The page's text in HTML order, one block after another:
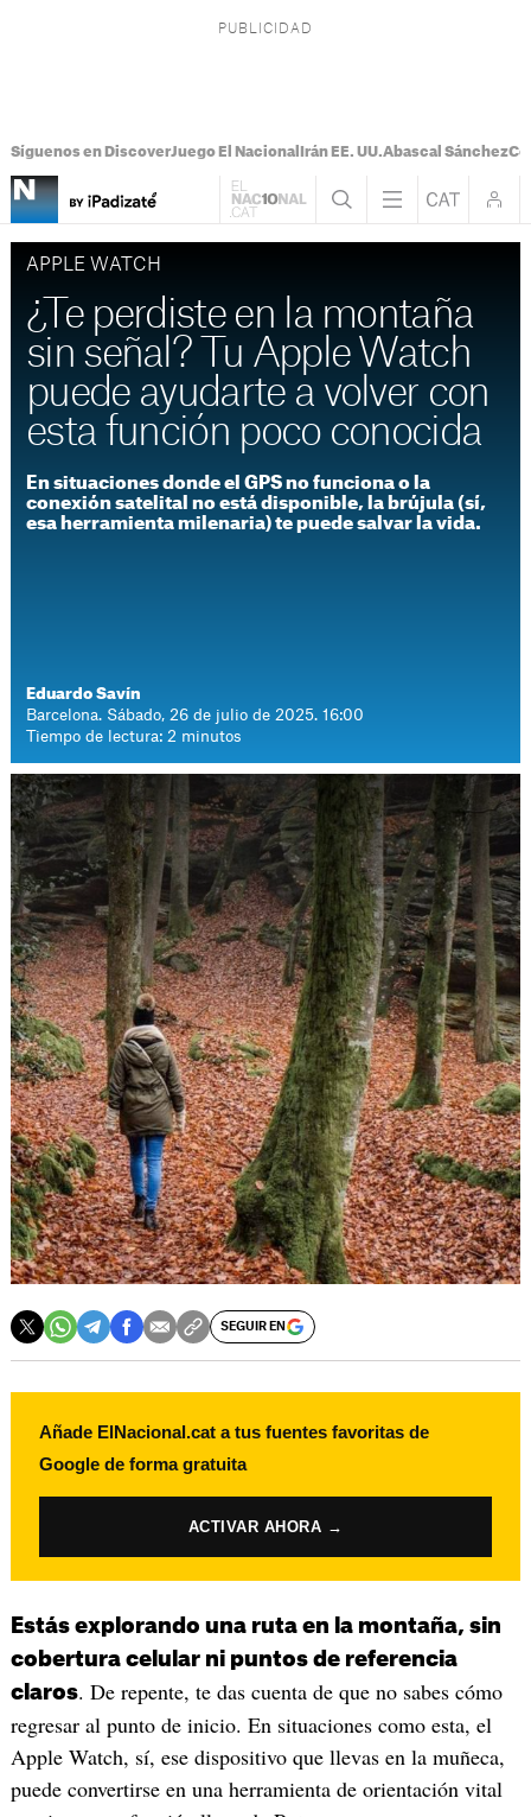
Síguenos en DiscoverJuego El Nacional Irán EE. UU.Abascal Sánchez
APPLE WATCH
¿Te perdiste en la montaña
sin señal? Tu Apple Watch
puede ayudarte a volver con
esta función poco conocida
En situaciones donde el GPS no funciona o la
conexión satelital no está disponible, la brújula (sí,
esa herramienta milenaria) te puede salvar la vida.
Eduardo Savín
Barcelona. Sábado, 26 de julio de 2025. 16:00
Tiempo de lectura: 2 minutos
SEGUIR EN
Añade ElNacional.cat a tus fuentes favoritas de
Google de forma gratuita
ACTIVAR AHORA →
Estás explorando una ruta en la montaña, sin
cobertura celular ni puntos de referencia
claros. De repente, te das cuenta de que no sabes cómo
regresar al punto de inicio. En situaciones como esta, el
Apple Watch, sí, ese dispositivo que llevas en la muñeca,
puede convertirse en una herramienta de orientación vital